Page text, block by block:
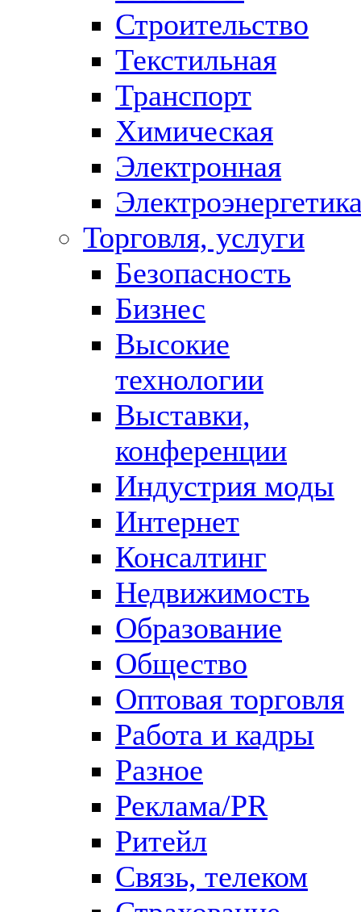
Строительство
Текстильная
Транспорт
Химическая
Электронная
Торговля, услуги
Безопасность
Бизнес
Высокие
технологии
Выставки,
конференции
Индустрия моды
Интернет
Консалтинг
Недвижимость
Образование
Общество
Оптовая торговля
Работа и кадры
Разное
Реклама/PR
Ритейл
Связь, телеком